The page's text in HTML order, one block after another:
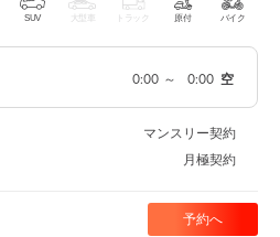
SUV 大型車 トラック 原付 バイク
0:00 ～ 0:00 空
マンスリー契約
月極契約
予約へ